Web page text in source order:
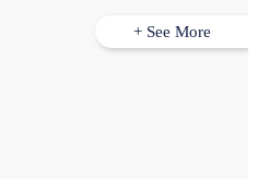
+ See More